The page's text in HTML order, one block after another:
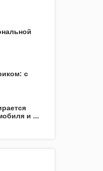
с
и ...